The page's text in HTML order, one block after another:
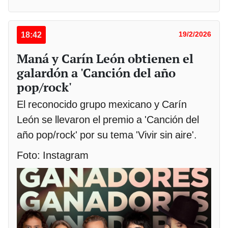
18:42 19/2/2026
Maná y Carín León obtienen el
galardón a 'Canción del año
pop/rock'
El reconocido grupo mexicano y Carín
León se llevaron el premio a 'Canción del
año pop/rock' por su tema 'Vivir sin aire'.
Foto: Instagram